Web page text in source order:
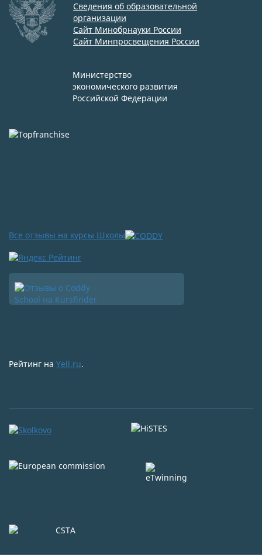
Сведения об образовательной
организации
Сайт Минобрнауки России
Сайт Минпросвещения России
Министерство
экономического развития
Российской Федерации
Все отзывы на курсы Школы
Рейтинг на Yell.ru.